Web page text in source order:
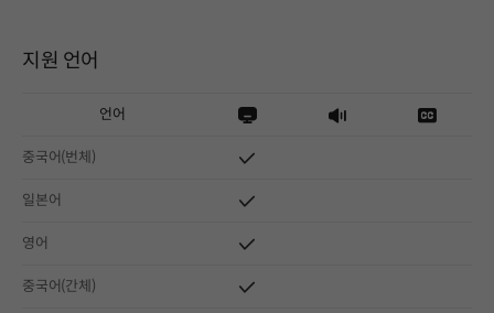
지원 언어
언어
중국어(번체)
일본어
영어
중국어(간체)